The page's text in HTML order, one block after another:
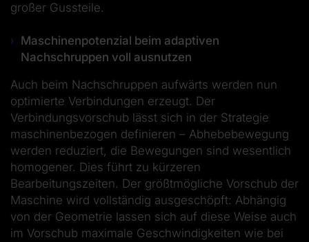
großer Gussteile.
Maschinenpotenzial beim adaptiven
Nachschruppen voll ausnutzen
Auch beim Nachschruppen aufwärts werden nun
optimierte Verbindungen erzeugt. Der
Verbindungsvorschub lässt sich in der Strategie
maschinenbezogen definieren – Abhebebewegung
werden reduziert, die Bewegungen sind wesentlich
homogener. Dies führt zu kürzeren
Bearbeitungszeiten. Der größtmögliche Vorschub der
Maschine wird vollständig ausgeschöpft: Abhängig
von der Geometrie lassen sich auf diese Weise auch
im Vorschub maximale Geschwindigkeiten wie bei